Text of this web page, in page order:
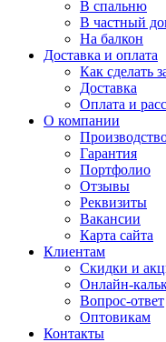
В спальню
В частный
На балкон
Доставка и оплата
Как сделать
Доставка
Оплата и
О компании
Гарантия
Портфолио
Отзывы
Реквизиты
Вакансии
Карта сайта
Клиентам
Скидки и
Онлайн-
Вопрос-ответ
Оптовикам
Контакты